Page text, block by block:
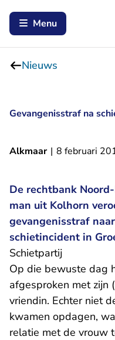
Menu
Nieuws
Gevangenisstraf na
Alkmaar | 8 februari
De rechtbank
man uit Kolhorn
gevangenisstraf
schietincident in
Schietpartij
Op die bewuste dag
afgesproken met zijn
vriendin. Echter niet
kwamen opdagen,
relatie met de vrouw